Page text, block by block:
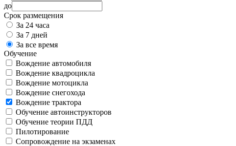
до
Срок размещения
За 24 часа
За 7 дней
За все время
Обучение
Вождение автомобиля
Вождение квадроцикла
Вождение мотоцикла
Вождение снегохода
Вождение трактора
Обучение автоинструкторов
Обучение теории ПДД
Пилотирование
Сопровождение на экзаменах